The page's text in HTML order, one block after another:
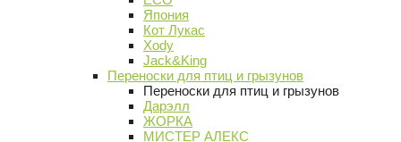
Япония
Кот Лукас
Xody
Jack&King
Переноски для птиц и грызунов
Переноски для птиц и грызунов
Дарэлл
ЖОРКА
МИСТЕР АЛЕКС